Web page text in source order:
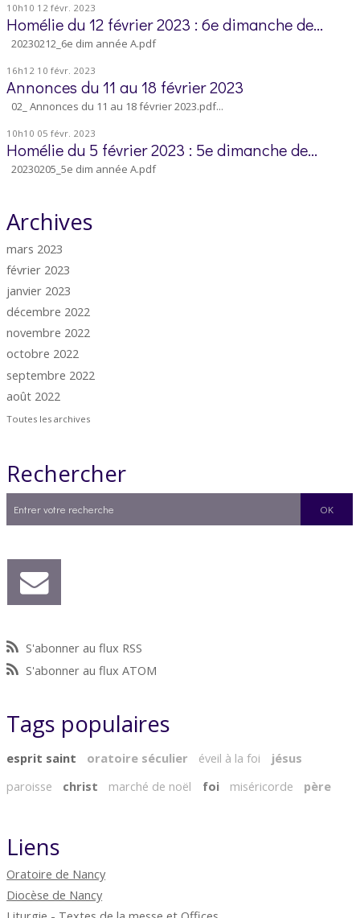
10h10 12 févr. 2023
Homélie du 12 février 2023 : 6e dimanche de...
20230212_6e dim année A.pdf
16h12 10 févr. 2023
Annonces du 11 au 18 février 2023
02_ Annonces du 11 au 18 février 2023.pdf...
10h10 05 févr. 2023
Homélie du 5 février 2023 : 5e dimanche de...
20230205_5e dim année A.pdf
Archives
mars 2023
février 2023
janvier 2023
décembre 2022
novembre 2022
octobre 2022
septembre 2022
août 2022
Toutes les archives
Rechercher
S'abonner au flux RSS
S'abonner au flux ATOM
Tags populaires
esprit saint oratoire séculier éveil à la foi
jésus
paroisse
christ marché de noël foi miséricorde père
Liens
Oratoire de Nancy
Diocèse de Nancy